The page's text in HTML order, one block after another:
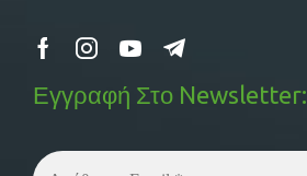
Εγγραφή Στο Newsletter: